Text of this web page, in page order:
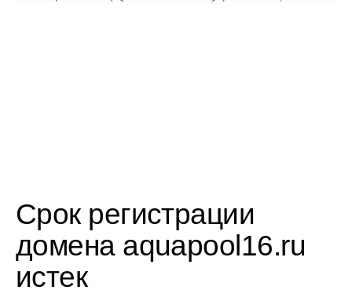
Срок регистрации
домена aquapool16.ru
истек